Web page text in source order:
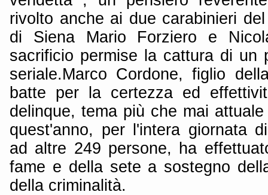
rivolto anche ai due carabinieri
di Siena Mario Forziero e
sacrificio permise la cattura di un
seriale.Marco Cordone, figlio
batte per la certezza ed
delinque, tema più che mai
quest'anno, per l'intera giornata
ad altre 249 persone, ha
fame e della sete a sostegno
della criminalità.